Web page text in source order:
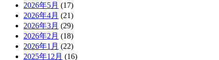
2026年5月 (17)
2026年4月 (21)
2026年3月 (29)
2026年2月 (18)
2026年1月 (22)
2025年12月 (16)